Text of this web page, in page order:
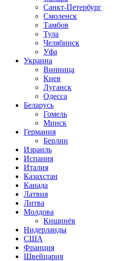
Санкт-Петербург
Смоленск
Тамбов
Тула
Челябинск
Уфа
Украина
Винница
Киев
Луганск
Одесса
Беларусь
Гомель
Минск
Германия
Берлин
Израиль
Испания
Италия
Казахстан
Канада
Латвия
Литва
Молдова
Кишинёв
Нидерланды
США
Франция
Швейцария